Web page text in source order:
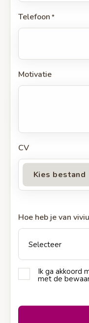
Telefoon *
Motivatie
CV
Hoe heb je van
PrivacyIk ga akkoord
met de